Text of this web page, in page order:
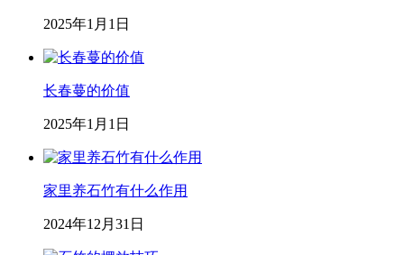
2025年1月1日
长春蔓的价值
2025年1月1日
家里养石竹有什么作用
2024年12月31日